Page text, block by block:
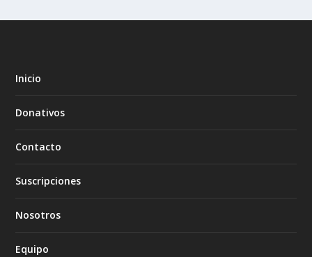
Inicio
Donativos
Contacto
Suscripciones
Nosotros
Equipo